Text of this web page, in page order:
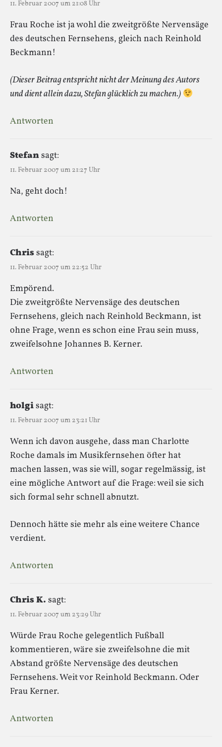
11. Februar 2007 um 21:08 Uhr
Frau Roche ist ja wohl die zweitgrößte Nervensäge
des deutschen Fernsehens, gleich nach Reinhold
Beckmann!
(Dieser Beitrag entspricht nicht der Meinung des Autors
und dient allein dazu, Stefan glücklich zu machen.)
Antworten
Stefansagt:
11. Februar 2007 um 21:27 Uhr
Na, geht doch!
Antworten
Chrissagt:
11. Februar 2007 um 22:52 Uhr
Empörend.
Die zweitgrößte Nervensäge des deutschen
Fernsehens, gleich nach Reinhold Beckmann, ist
ohne Frage, wenn es schon eine Frau sein muss,
zweifelsohne Johannes B. Kerner.
Antworten
holgisagt:
11. Februar 2007 um 23:21 Uhr
Wenn ich davon ausgehe, dass man Charlotte
Roche damals im Musikfernsehen öfter hat
machen lassen, was sie will, sogar regelmässig, ist
eine mögliche Antwort auf die Frage: weil sie sich
sich formal sehr schnell abnutzt.
Dennoch hätte sie mehr als eine weitere Chance
verdient.
Antworten
Chris K. sagt:
11. Februar 2007 um 23:29 Uhr
Würde Frau Roche gelegentlich Fußball
kommentieren, wäre sie zweifelsohne die mit
Abstand größte Nervensäge des deutschen
Fernsehens. Weit vor Reinhold Beckmann. Oder
Frau Kerner.
Antworten